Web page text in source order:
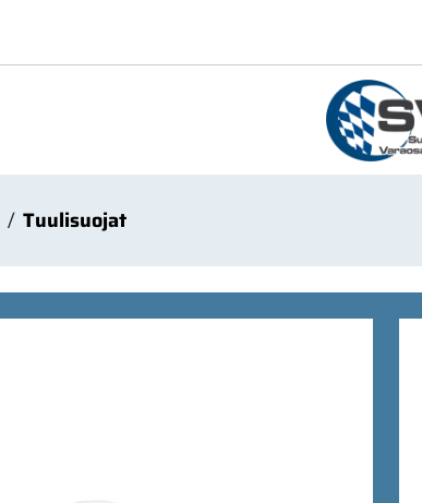
Tuulisuojat